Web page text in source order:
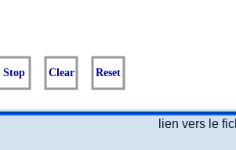
lien vers le